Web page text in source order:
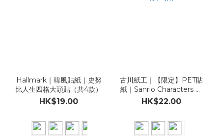
Hallmark｜韓風貼紙｜史努
比人生四格大頭貼（共4款）
HK$19.00
古川紙工｜【限定】PET貼
紙｜Sanrio Characters 零
食派對（共8款）
HK$22.00